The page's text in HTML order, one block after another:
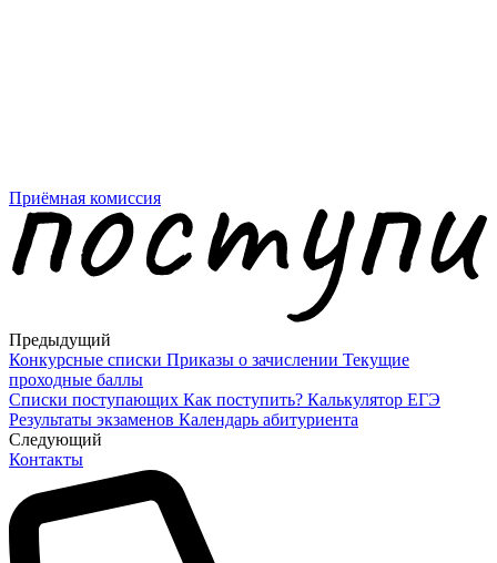
Приёмная комиссия
Предыдущий
Конкурсные списки Приказы о зачислении Текущие
проходные баллы
Списки поступающих Как поступить? Калькулятор ЕГЭ
Результаты экзаменов Календарь абитуриента
Cледующий
Контакты